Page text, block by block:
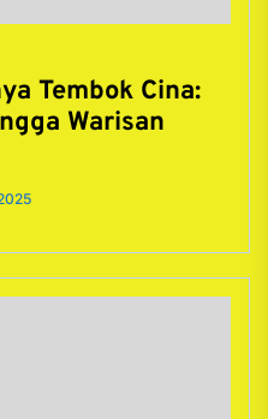
Tembok Cina:
Warisan